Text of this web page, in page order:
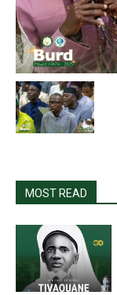
MOST READ